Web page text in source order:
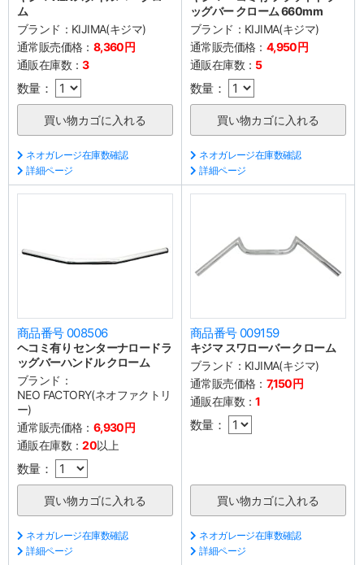
ム
ブランド： KIJIMA(キジマ)
通常販売価格： 8,360円
通販在庫数：3
数量：
ネオガレージ在庫数確認
詳細ページ
ッグバー クローム 660mm
ブランド： KIJIMA(キジマ)
通常販売価格： 4,950円
通販在庫数： 5
数量：
ネオガレージ在庫数確認
詳細ページ
商品番号 008506
ヘコミ有り センターナロードラ
ッグバーハンドル クローム
ブランド：
NEO FACTORY(ネオファクトリ
ー)
通常販売価格： 6,930円
通販在庫数：20以上
数量：
ネオガレージ在庫数確認
詳細ページ
商品番号 009159
キジマ スワローバー クローム
ブランド： KIJIMA(キジマ)
通常販売価格： 7,150円
通販在庫数：1
数量：
ネオガレージ在庫数確認
詳細ページ